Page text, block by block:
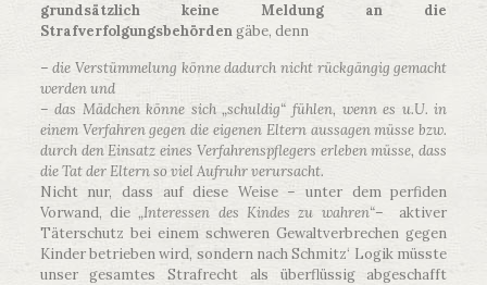
grundsätzlich keine Meldung an die
Strafverfolgungsbehördengäbe, denn
–die Verstümmelung könne dadurch nicht rückgängig gemacht
werden und
– das Mädchen könne sich „schuldig“ fühlen, wenn es u.U. in
einem Verfahren gegen die eigenen Eltern aussagen müsse bzw.
durch den Einsatz eines Verfahrenspflegers erleben müsse, dass
die Tat der Eltern so viel Aufruhr verursacht.
Nicht nur, dass auf diese Weise – unter dem perfiden
Vorwand, die„Interessen des Kindes zu wahren“– aktiver
Täterschutz bei einem schweren Gewaltverbrechen gegen
Kinder betrieben wird, sondern nach Schmitz‘ Logik müsste
unser gesamtes Strafrecht als überflüssig abgeschafft